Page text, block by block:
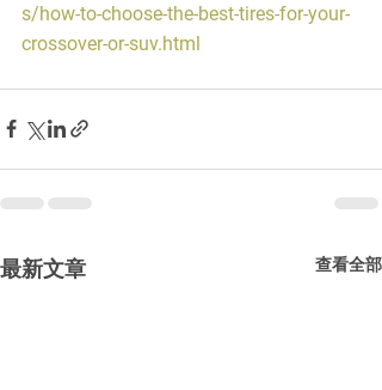
s/how-to-choose-the-best-tires-for-your-
crossover-or-suv.html
最新文章 查看全部